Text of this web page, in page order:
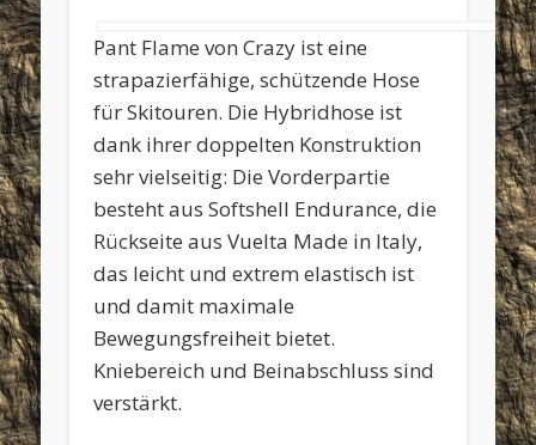
Pant Flame von Crazy ist eine
strapazierfähige, schützende Hose
für Skitouren. Die Hybridhose ist
dank ihrer doppelten Konstruktion
sehr vielseitig: Die Vorderpartie
besteht aus Softshell Endurance, die
Rückseite aus Vuelta Made in Italy,
das leicht und extrem elastisch ist
und damit maximale
Bewegungsfreiheit bietet.
Kniebereich und Beinabschluss sind
verstärkt.